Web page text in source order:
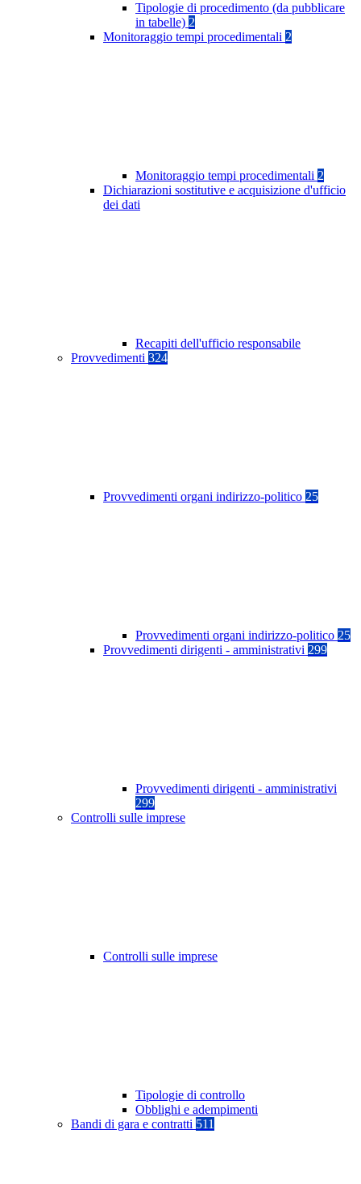
Tipologie di procedimento (da pubblicare
in tabelle) 2
Monitoraggio tempi procedimentali 2
Monitoraggio tempi procedimentali 2
Dichiarazioni sostitutive e acquisizione d'ufficio
dei dati
Recapiti dell'ufficio responsabile
Provvedimenti 324
Provvedimenti organi indirizzo-politico 25
Provvedimenti organi indirizzo-politico 25
Provvedimenti dirigenti - amministrativi 299
Provvedimenti dirigenti - amministrativi
299
Controlli sulle imprese
Controlli sulle imprese
Tipologie di controllo
Obblighi e adempimenti
Bandi di gara e contratti 511